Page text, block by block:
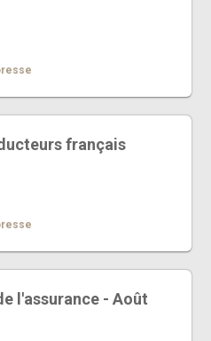
français
l'assurance - Août